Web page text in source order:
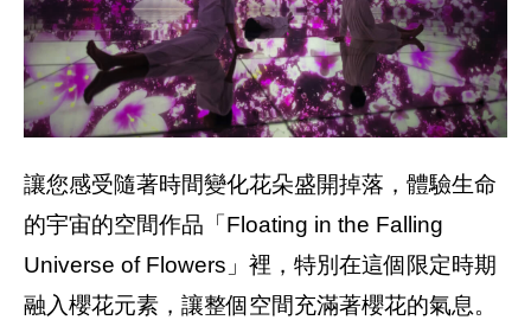
讓您感受隨著時間變化花朵盛開掉落，體驗生命
的宇宙的空間作品「Floating in the Falling
Universe of Flowers」裡，特別在這個限定時期
融入櫻花元素，讓整個空間充滿著櫻花的氣息。